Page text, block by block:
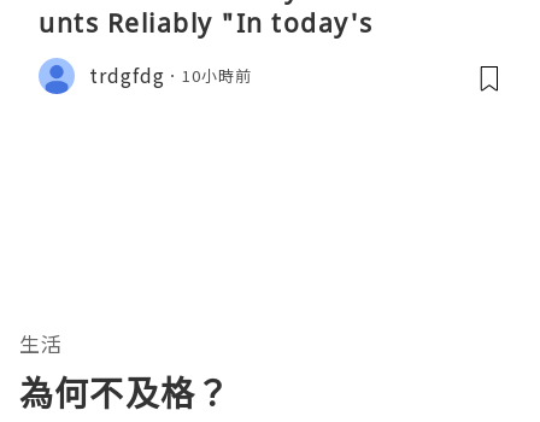
unts Reliably "In today's
trdgfdg 10小時前
生活
為何不及格？